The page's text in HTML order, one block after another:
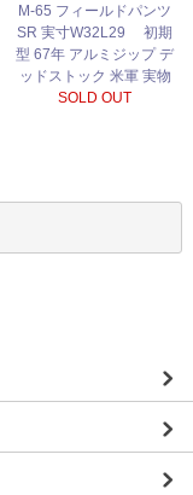
M-65 フィールドパンツ
SR 実寸W32L29 初期
型 67年 アルミジップ デ
ッドストック 米軍 実物
SOLD OUT